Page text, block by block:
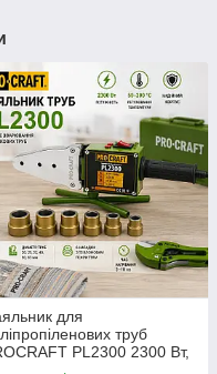
для
труб
PL2300 2300 Вт,
до 300 °C,